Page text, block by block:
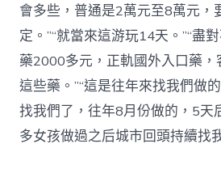
會多些，普通是2萬元至8萬元，
定。”“就當來這游玩14天。”“盡
藥2000多元，正軌國外入口藥
這些藥。”“這是往年來找我們做
找我們了，往年8月份做的，5天
多女孩做過之后城市回頭持續找